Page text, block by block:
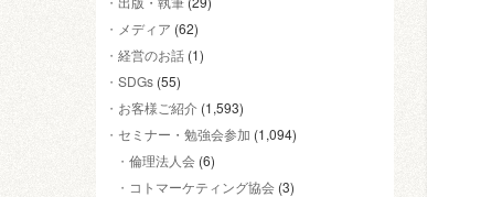
メディア (62)
経営のお話 (1)
SDGs (55)
お客様ご紹介 (1,593)
セミナー・勉強会参加 (1,094)
倫理法人会 (6)
コトマーケティング協会 (3)